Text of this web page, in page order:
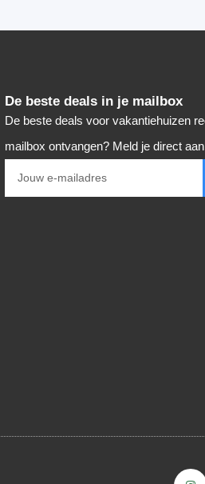
De beste deals in je mailbox
De beste deals voor vakantiehuizen
mailbox ontvangen? Meld je direct